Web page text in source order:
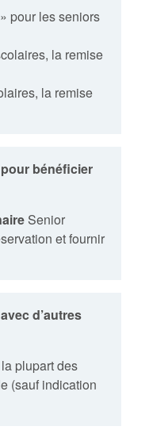
pour les seniors
la remise
la remise
bénéficier
Senior
et fournir
d’autres
la plupart des
(sauf indication